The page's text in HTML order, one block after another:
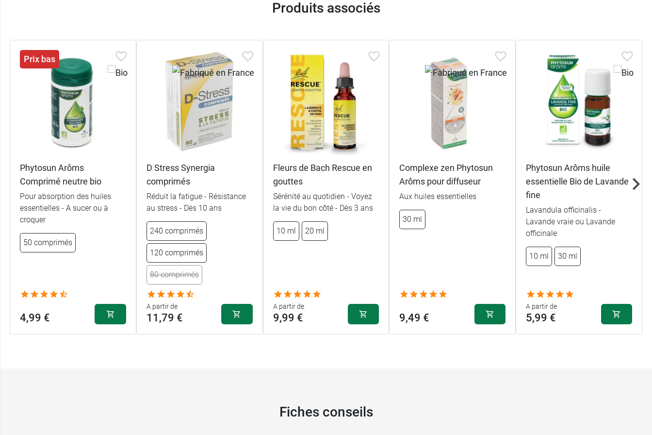
Produits associés
Prix bas
Phytosun Arôms
Comprimé neutre bio
Pour absorption des huiles
essentielles - A sucer ou à
croquer
50 comprimés
4,99 €
D Stress Synergia
comprimés
Réduit la fatigue - Résistance
au stress - Dès 10 ans
240 comprimés
120 comprimés
80 comprimés
A partir de
11,79 €
Fleurs de Bach Rescue en
gouttes
Sérénité au quotidien - Voyez
la vie du bon côté - Dès 3 ans
10 ml 20 ml
A partir de
9,99 €
Complexe zen Phytosun
Arôms pour diffuseur
Aux huiles essentielles
30 ml
9,49 €
Phytosun Arôms huile
essentielle Bio de Lavande
fine
Lavandula officinalis -
Lavande vraie ou Lavande
officinale
10 ml 30 ml
A partir de
5,99 €
Fiches conseils